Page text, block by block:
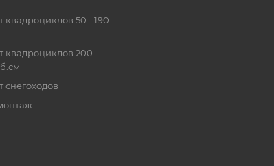
квадроциклов 50 - 190
квадроциклов 200 -
снегоходов